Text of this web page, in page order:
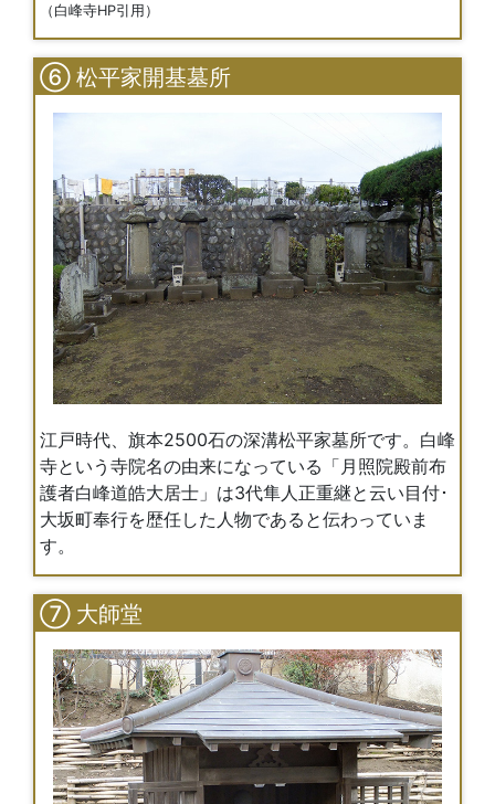
（白峰寺HP引用）
⑥ 松平家開基墓所
江戸時代、旗本2500石の深溝松平家墓所です。白峰
寺という寺院名の由来になっている「月照院殿前布
護者白峰道皓大居士」は3代隼人正重継と云い目付･
大坂町奉行を歴任した人物であると伝わっていま
す。
⑦ 大師堂